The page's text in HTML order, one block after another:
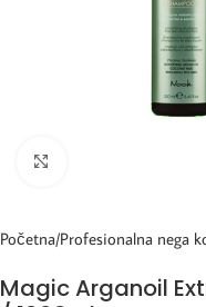
Početna Profesionalna nega
Magic Arganoil